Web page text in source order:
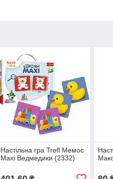
Настільна гра Trefl Мемос
Maxi Ведмедики (2332)